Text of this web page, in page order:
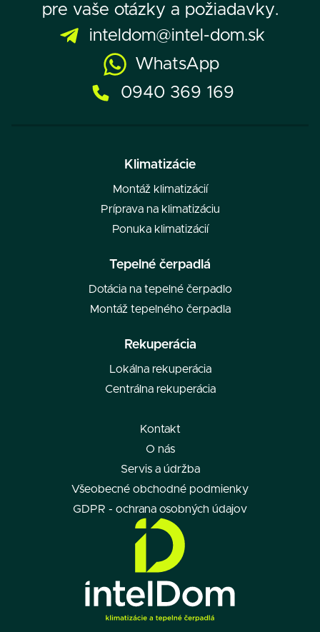
pre vaše otázky a požiadavky.
inteldom@intel-dom.sk
WhatsApp
0940 369 169
Klimatizácie
Montáž klimatizácií
Príprava na klimatizáciu
Ponuka klimatizácií
Tepelné čerpadlá
Dotácia na tepelné čerpadlo
Montáž tepelného čerpadla
Rekuperácia
Lokálna rekuperácia
Centrálna rekuperácia
Kontakt
O nás
Servis a údržba
Všeobecné obchodné podmienky
GDPR - ochrana osobných údajov